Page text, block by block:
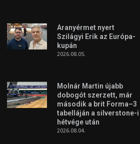
Aranyérmet nyert
Szilágyi Erik az Európa-
kupán
2026.08.05.
Molnár Martin újabb
dobogót szerzett, már
második a brit Forma–3
tabelláján a silverstone-i
hétvége után
2026.08.04.